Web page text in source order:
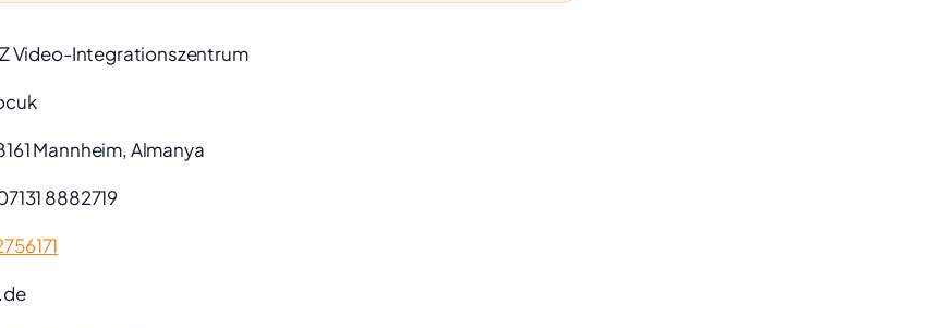
Video-Integrationszentrum
Mannheim, Almanya
8882719